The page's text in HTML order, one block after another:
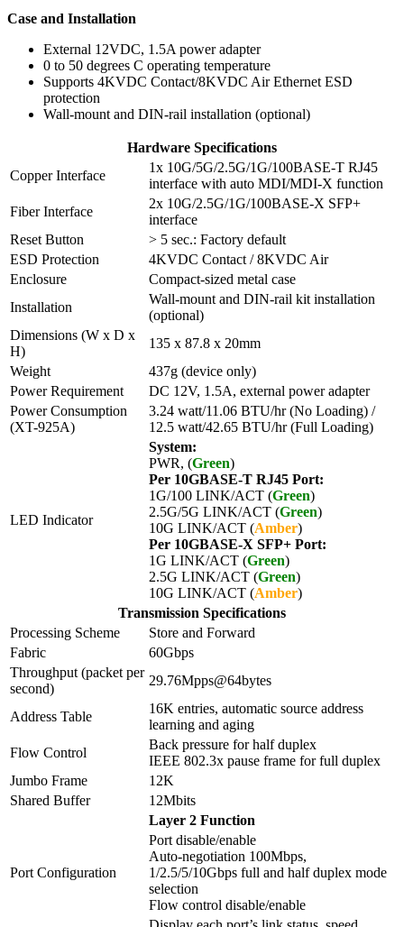
Case and Installation
External 12VDC, 1.5A power adapter
0 to 50 degrees C operating temperature
Supports 4KVDC Contact/8KVDC Air Ethernet ESD
protection
Wall-mount and DIN-rail installation (optional)
Hardware Specifications
Copper Interface
1x 10G/5G/2.5G/1G/100BASE-T RJ45
interface with auto MDI/MDI-X function
Fiber Interface
2x 10G/2.5G/1G/100BASE-X SFP+
interface
Reset Button
> 5 sec.: Factory default
ESD Protection
4KVDC Contact / 8KVDC Air
Enclosure
Compact-sized metal case
Installation
Wall-mount and DIN-rail kit installation
(optional)
Dimensions (W x D x
H)
135 x 87.8 x 20mm
Weight
437g (device only)
Power Requirement
DC 12V, 1.5A, external power adapter
Power Consumption
(XT-925A)
3.24 watt/11.06 BTU/hr (No Loading) /
12.5 watt/42.65 BTU/hr (Full Loading)
LED Indicator
System:
PWR, (Green)
Per 10GBASE-T RJ45 Port:
1G/100 LINK/ACT (Green)
2.5G/5G LINK/ACT (Green)
10G LINK/ACT (Amber)
Per 10GBASE-X SFP+ Port:
1G LINK/ACT (Green)
2.5G LINK/ACT (Green)
10G LINK/ACT (Amber)
Transmission Specifications
Processing Scheme
Store and Forward
Fabric
60Gbps
Throughput (packet per
second)
29.76Mpps@64bytes
Address Table
16K entries, automatic source address
learning and aging
Flow Control
Back pressure for half duplex
IEEE 802.3x pause frame for full duplex
Jumbo Frame
12K
Shared Buffer
12Mbits
Layer 2 Function
Port Configuration
Port disable/enable
Auto-negotiation 100Mbps,
1/2.5/5/10Gbps full and half duplex mode
selection
Flow control disable/enable